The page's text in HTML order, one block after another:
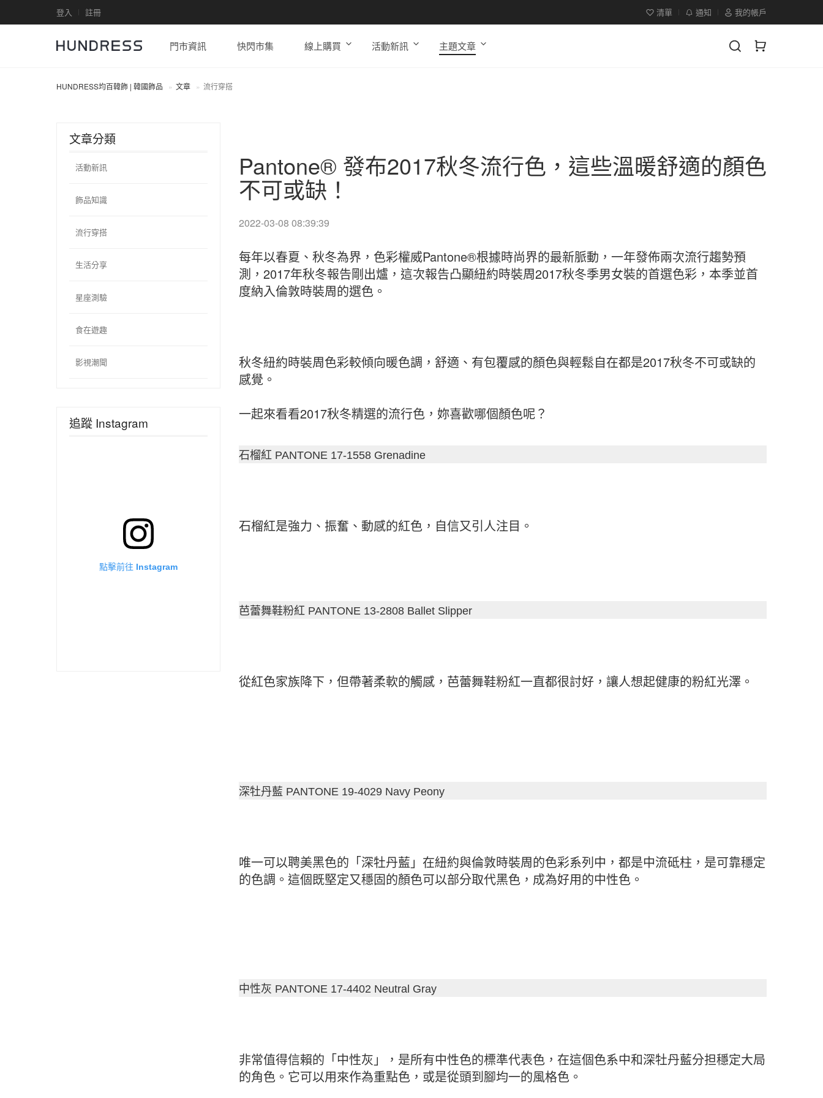
登入 註冊 清單 通知 我的帳戶
門市資訊 快閃市集 線上購買 活動新訊 主題文章
HUNDRESS均百韓飾 | 韓國飾品 文章 流行穿搭
Pantone® 發布2017秋冬流行色，這些溫暖舒適的顏色
不可或缺！
2022-03-08 08:39:39
每年以春夏、秋冬為界，色彩權威Pantone®根據時尚界的最新脈動，一年發佈兩次流行趨勢預
測，2017年秋冬報告剛出爐，這次報告凸顯紐約時裝周2017秋冬季男女裝的首選色彩，本季並首
度納入倫敦時裝周的選色。
秋冬紐約時裝周色彩較傾向暖色調，舒適、有包覆感的顏色與輕鬆自在都是2017秋冬不可或缺的
感覺。
一起來看看2017秋冬精選的流行色，妳喜歡哪個顏色呢？
石榴紅 PANTONE 17-1558 Grenadine
石榴紅是強力、振奮、動感的紅色，自信又引人注目。
芭蕾舞鞋粉紅 PANTONE 13-2808 Ballet Slipper
從紅色家族降下，但帶著柔軟的觸感，芭蕾舞鞋粉紅一直都很討好，讓人想起健康的粉紅光澤。
深牡丹藍 PANTONE 19-4029 Navy Peony
唯一可以聘美黑色的「深牡丹藍」在紐約與倫敦時裝周的色彩系列中，都是中流砥柱，是可靠穩定
的色調。這個既堅定又穩固的顏色可以部分取代黑色，成為好用的中性色。
中性灰 PANTONE 17-4402 Neutral Gray
非常值得信賴的「中性灰」，是所有中性色的標準代表色，在這個色系中和深牡丹藍分担穩定大局
的角色。它可以用來作為重點色，或是從頭到腳均一的風格色。
文章分類
活動新訊
飾品知識
流行穿搭
生活分享
星座測驗
食在遊趣
影視潮聞
追蹤 Instagram
點擊前往 Instagram